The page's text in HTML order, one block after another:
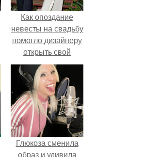
Как опоздание
невесты на свадьбу
помогло дизайнеру
открыть свой
бренд.
Глюкоза сменила
образ и удивила